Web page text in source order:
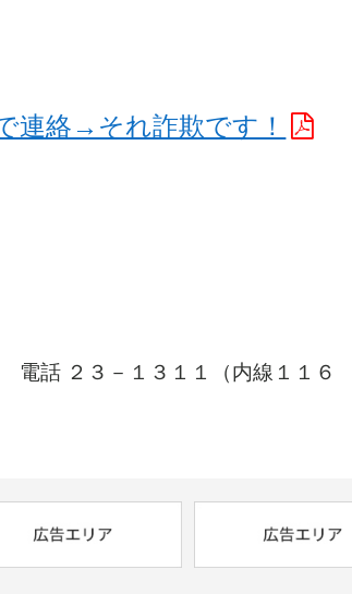
連絡→それ詐欺です！
２３－１３１１（内線１１６